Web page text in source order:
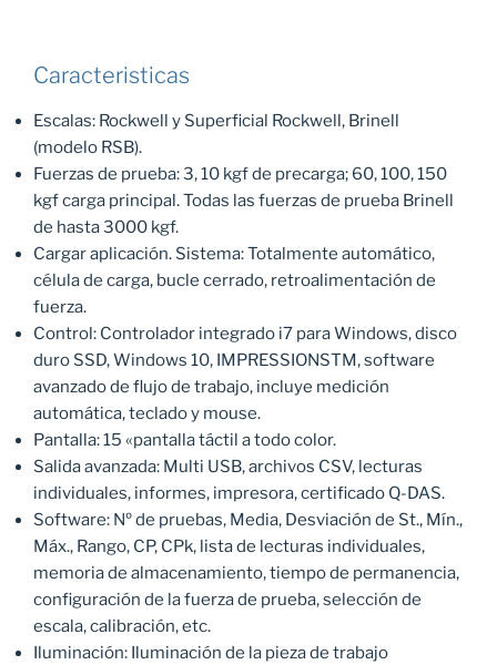
Caracteristicas
Escalas: Rockwell y Superficial Rockwell, Brinell
(modelo RSB).
Fuerzas de prueba: 3, 10 kgf de precarga; 60, 100, 150
kgf carga principal. Todas las fuerzas de prueba Brinell
de hasta 3000 kgf.
Cargar aplicación. Sistema: Totalmente automático,
célula de carga, bucle cerrado, retroalimentación de
fuerza.
Control: Controlador integrado i7 para Windows, disco
duro SSD, Windows 10, IMPRESSIONSTM, software
avanzado de flujo de trabajo, incluye medición
automática, teclado y mouse.
Pantalla: 15 «pantalla táctil a todo color.
Salida avanzada: Multi USB, archivos CSV, lecturas
individuales, informes, impresora, certificado Q-DAS.
Software: Nº de pruebas, Media, Desviación de St., Mín.,
Máx., Rango, CP, CPk, lista de lecturas individuales,
memoria de almacenamiento, tiempo de permanencia,
configuración de la fuerza de prueba, selección de
escala, calibración, etc.
Iluminación: Iluminación de la pieza de trabajo